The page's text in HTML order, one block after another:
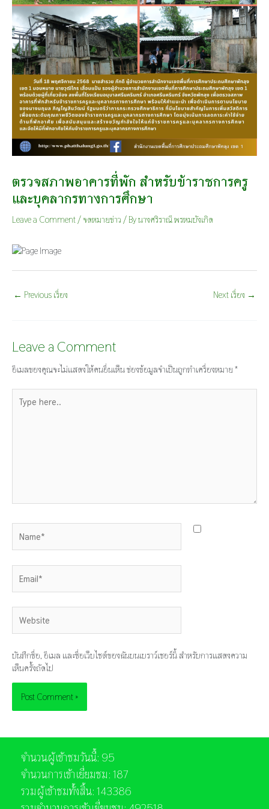
ตรวจสภาพอาคารที่พัก สำหรับข้าราชการครู
และบุคลากรทางการศึกษา
Leave a Comment /จดหมายข่าว / Byนางศริราณี พรหมบังเกิด
← Previous เรื่อง Next เรื่อง →
Leave a Comment
อีเมลของคุณจะไม่แสดงให้คนอื่นเห็นช่องข้อมูลจำเป็นถูกทำเครื่องหมาย *
here..
บันทึกชื่อ, อีเมล และชื่อเว็บไซต์ของฉันบนเบราว์เซอร์นี้ สำหรับการแสดงความ
เห็นครั้งถัดไป
จำนวนผู้เข้าชมวันนี้: 95
จำนวนการเข้าเยี่ยมชม: 187
รวมผู้เข้าชมทั้งสิ้น: 143386